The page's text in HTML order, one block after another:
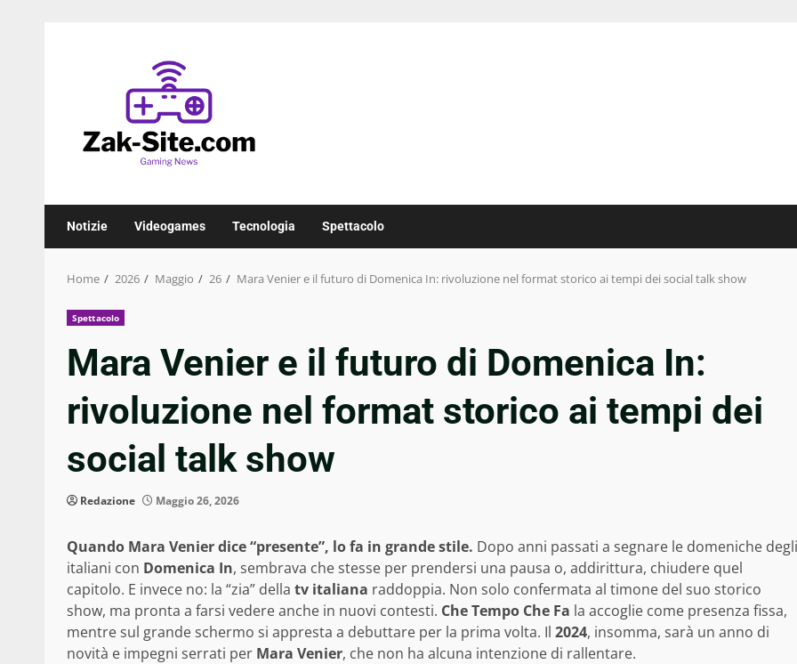
Notizie Videogames Tecnologia Spettacolo
Home 2026 Maggio 26 Mara Venier e il futuro di Domenica In: rivoluzione nel format storico ai tempi dei social talk show
Spettacolo
Mara Venier e il futuro di Domenica In:
rivoluzione nel format storico ai tempi dei
social talk show
Redazione Maggio 26, 2026
Quando Mara Venier dice “presente”, lo fa in grande stile. Dopo anni passati a segnare le domeniche degli
italiani con Domenica In, sembrava che stesse per prendersi una pausa o, addirittura, chiudere quel
capitolo. E invece no: la “zia” della tv italiana raddoppia. Non solo confermata al timone del suo storico
show, ma pronta a farsi vedere anche in nuovi contesti. Che Tempo Che Fa la accoglie come presenza fissa,
mentre sul grande schermo si appresta a debuttare per la prima volta. Il 2024, insomma, sarà un anno di
novità e impegni serrati per Mara Venier, che non ha alcuna intenzione di rallentare.